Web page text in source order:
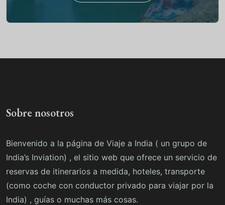
Sobre nosotros
Bienvenido a la página de Viaje a India ( un grupo de
India’s Inviation) , el sitio web que ofrece un servicio de
reservas de itinerarios a medida, hoteles, transporte
(como coche con conductor privado para viajar por la
India) , guías o muchas más cosas.